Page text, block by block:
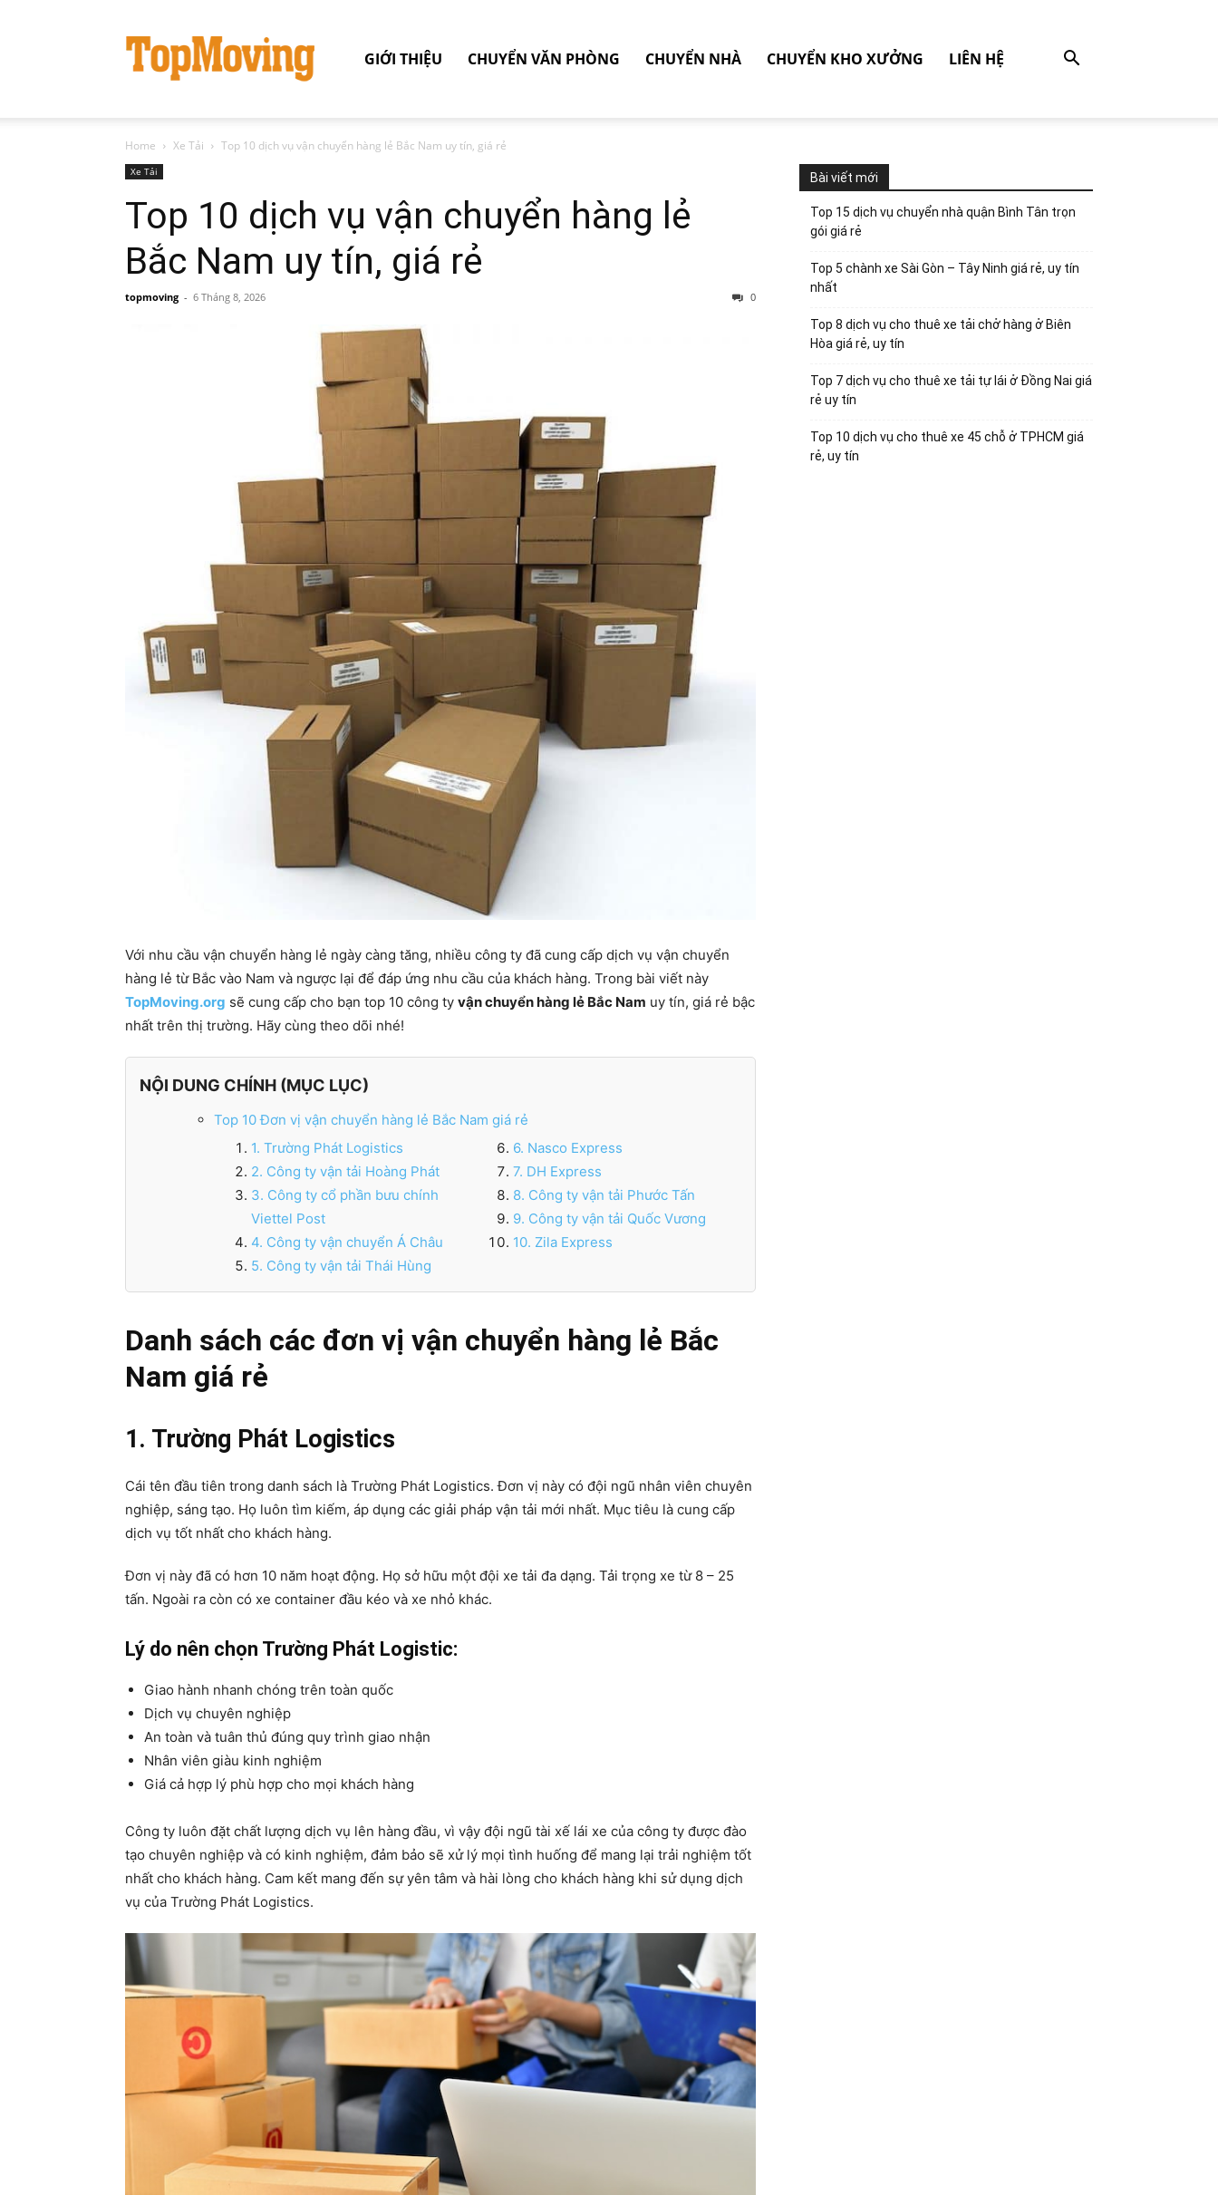
GIỚI THIỆU CHUYỂN VĂN PHÒNG CHUYỂN NHÀ CHUYỂN KHO XƯỞNG LIÊN HỆ
Home Xe Tải Top 10 dịch vụ vận chuyển hàng lẻ Bắc Nam uy tín, giá rẻ
Xe Tải
Top 10 dịch vụ vận chuyển hàng lẻ
Bắc Nam uy tín, giá rẻ
topmoving - 6 Tháng 8, 2026 0
Với nhu cầu vận chuyển hàng lẻ ngày càng tăng, nhiều công ty đã cung cấp dịch vụ vận chuyển
hàng lẻ từ Bắc vào Nam và ngược lại để đáp ứng nhu cầu của khách hàng. Trong bài viết này
TopMoving.org sẽ cung cấp cho bạn top 10 công ty vận chuyển hàng lẻ Bắc Nam uy tín, giá rẻ bậc
nhất trên thị trường. Hãy cùng theo dõi nhé!
NỘI DUNG CHÍNH (MỤC LỤC)
Top 10 Đơn vị vận chuyển hàng lẻ Bắc Nam giá rẻ
1. Trường Phát Logistics
2. Công ty vận tải Hoàng Phát
3. Công ty cổ phần bưu chính
Viettel Post
4. Công ty vận chuyển Á Châu
5. Công ty vận tải Thái Hùng
6. Nasco Express
7. DH Express
8. Công ty vận tải Phước Tấn
9. Công ty vận tải Quốc Vương
10. Zila Express
Danh sách các đơn vị vận chuyển hàng lẻ Bắc
Nam giá rẻ
1. Trường Phát Logistics
Cái tên đầu tiên trong danh sách là Trường Phát Logistics. Đơn vị này có đội ngũ nhân viên chuyên
nghiệp, sáng tạo. Họ luôn tìm kiếm, áp dụng các giải pháp vận tải mới nhất. Mục tiêu là cung cấp
dịch vụ tốt nhất cho khách hàng.
Đơn vị này đã có hơn 10 năm hoạt động. Họ sở hữu một đội xe tải đa dạng. Tải trọng xe từ 8 – 25
tấn. Ngoài ra còn có xe container đầu kéo và xe nhỏ khác.
Lý do nên chọn Trường Phát Logistic:
Giao hành nhanh chóng trên toàn quốc
Dịch vụ chuyên nghiệp
An toàn và tuân thủ đúng quy trình giao nhận
Nhân viên giàu kinh nghiệm
Giá cả hợp lý phù hợp cho mọi khách hàng
Công ty luôn đặt chất lượng dịch vụ lên hàng đầu, vì vậy đội ngũ tài xế lái xe của công ty được đào
tạo chuyên nghiệp và có kinh nghiệm, đảm bảo sẽ xử lý mọi tình huống để mang lại trải nghiệm tốt
nhất cho khách hàng. Cam kết mang đến sự yên tâm và hài lòng cho khách hàng khi sử dụng dịch
vụ của Trường Phát Logistics.
Bài viết mới
Top 15 dịch vụ chuyển nhà quận Bình Tân trọn
gói giá rẻ
Top 5 chành xe Sài Gòn – Tây Ninh giá rẻ, uy tín
nhất
Top 8 dịch vụ cho thuê xe tải chở hàng ở Biên
Hòa giá rẻ, uy tín
Top 7 dịch vụ cho thuê xe tải tự lái ở Đồng Nai giá
rẻ uy tín
Top 10 dịch vụ cho thuê xe 45 chỗ ở TPHCM giá
rẻ, uy tín